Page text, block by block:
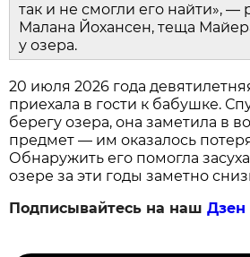
так и не смогли его найти», —
Малана Йохансен, теща
у озера.
20 июля 2026 года
приехала в гости к бабушке.
берегу озера, она заметила в
предмет — им оказалось
Обнаружить его помогла
озере за эти годы заметно
Подписывайтесь на нашДзен